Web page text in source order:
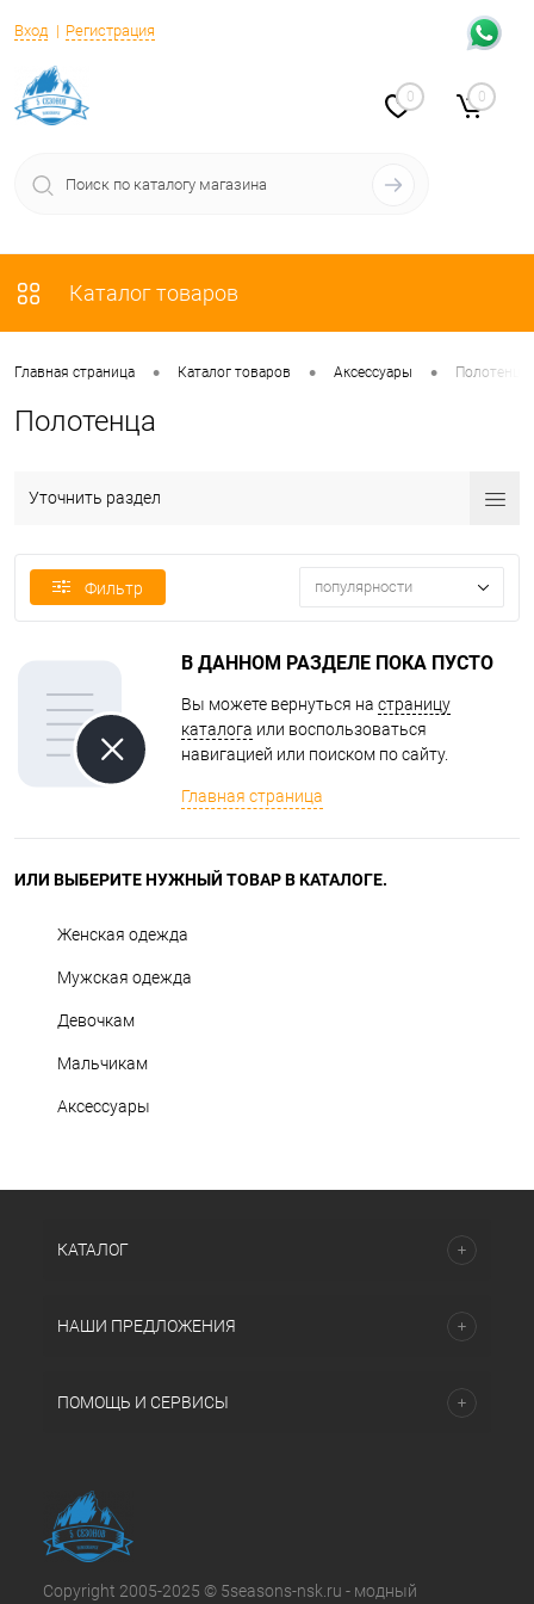
Вход Регистрация
0 0
Каталог товаров
Главная страница • Каталог товаров • Аксессуары • Полотенца
Полотенца
Уточнить раздел
Фильтр популярности
В ДАННОМ РАЗДЕЛЕ ПОКА ПУСТО
Вы можете вернуться на страницу
каталога или воспользоваться
навигацией или поиском по сайту.
Главная страница
ИЛИ ВЫБЕРИТЕ НУЖНЫЙ ТОВАР В КАТАЛОГЕ.
Женская одежда
Мужская одежда
Девочкам
Мальчикам
Аксессуары
КАТАЛОГ
НАШИ ПРЕДЛОЖЕНИЯ
ПОМОЩЬ И СЕРВИСЫ
Copyright 2005-2025 © 5seasons-nsk.ru - модный